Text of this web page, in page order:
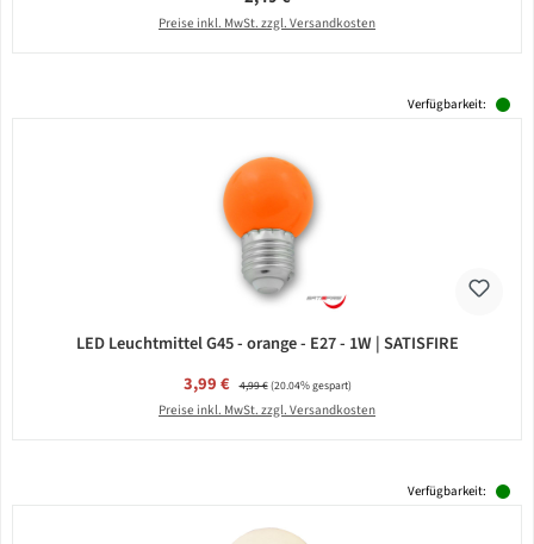
Preise inkl. MwSt. zzgl. Versandkosten
Verfügbarkeit:
LED Leuchtmittel G45 - orange - E27 - 1W | SATISFIRE
Verkaufspreis:
3,99 € Regulärer Preis:
4,99 €(20.04% gespart)
Preise inkl. MwSt. zzgl. Versandkosten
Verfügbarkeit: